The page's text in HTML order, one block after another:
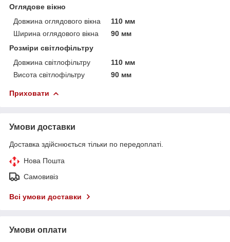
Оглядове вікно
Довжина оглядового вікна
110 мм
Ширина оглядового вікна
90 мм
Розміри світлофільтру
Довжина світлофільтру
110 мм
Висота світлофільтру
90 мм
Приховати
Умови доставки
Доставка здійснюється тільки по передоплаті.
Нова Пошта
Самовивіз
Всі умови доставки
Умови оплати